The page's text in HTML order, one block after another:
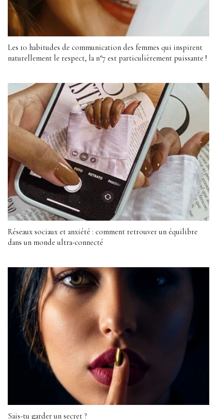
Les 10 habitudes de communication des femmes qui inspirent
naturellement le respect, la n°7 est particulièrement puissante !
Réseaux sociaux et anxiété : comment retrouver un équilibre
dans un monde ultra-connecté
Sais-tu garder un secret ?